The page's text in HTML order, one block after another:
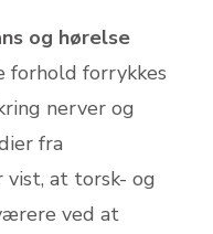
og hørelse
forhold forrykkes
nerver og
fra
vist, at torsk- og
ved at